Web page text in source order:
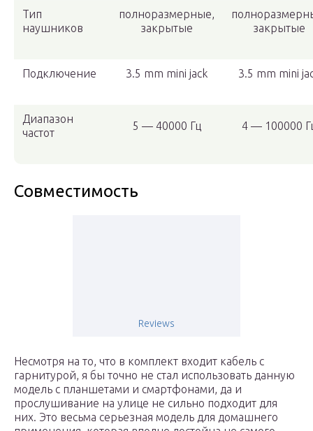
Тип
наушников
полноразмерные,
закрытые
закрытые
Подключение 3.5 mm mini jack 3.5 mm mini
Диапазон
частот
5 — 40000 Гц 4 — 100000
Совместимость
Reviews
Несмотря на то, что в комплект входит кабель с
гарнитурой, я бы точно не стал использовать данную
модель с планшетами и смартфонами, да и
прослушивание на улице не сильно подходит для
них. Это весьма серьезная модель для домашнего